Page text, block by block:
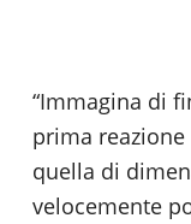
“Immagina di
prima
quella di
velocemente